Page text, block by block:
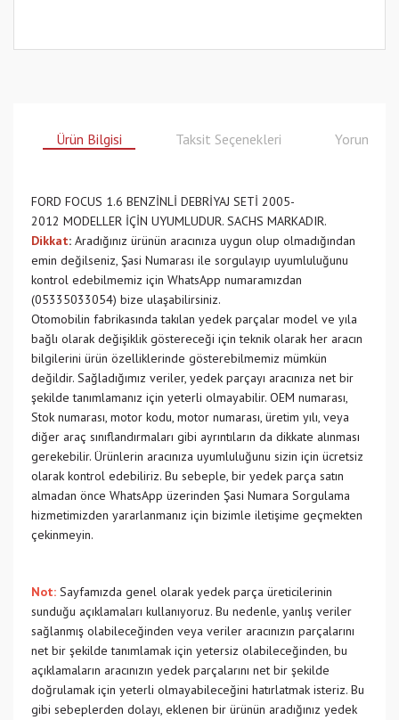
Ürün Bilgisi Taksit Seçenekleri Yorumlar
FORD FOCUS 1.6 BENZİNLİ DEBRİYAJ SETİ 2005-
2012 MODELLER İÇİN UYUMLUDUR. SACHS MARKADIR.
Dikkat: Aradığınız ürünün aracınıza uygun olup olmadığından
emin değilseniz, Şasi Numarası ile sorgulayıp uyumluluğunu
kontrol edebilmemiz için WhatsApp numaramızdan
(05335033054) bize ulaşabilirsiniz.
Otomobilin fabrikasında takılan yedek parçalar model ve yıla
bağlı olarak değişiklik göstereceği için teknik olarak her aracın
bilgilerini ürün özelliklerinde gösterebilmemiz mümkün
değildir. Sağladığımız veriler, yedek parçayı aracınıza net bir
şekilde tanımlamanız için yeterli olmayabilir. OEM numarası,
Stok numarası, motor kodu, motor numarası, üretim yılı, veya
diğer araç sınıflandırmaları gibi ayrıntıların da dikkate alınması
gerekebilir. Ürünlerin aracınıza uyumluluğunu sizin için ücretsiz
olarak kontrol edebiliriz. Bu sebeple, bir yedek parça satın
almadan önce WhatsApp üzerinden Şasi Numara Sorgulama
hizmetimizden yararlanmanız için bizimle iletişime geçmekten
çekinmeyin.
Not: Sayfamızda genel olarak yedek parça üreticilerinin
sunduğu açıklamaları kullanıyoruz. Bu nedenle, yanlış veriler
sağlanmış olabileceğinden veya veriler aracınızın parçalarını
net bir şekilde tanımlamak için yetersiz olabileceğinden, bu
açıklamaların aracınızın yedek parçalarını net bir şekilde
doğrulamak için yeterli olmayabileceğini hatırlatmak isteriz. Bu
gibi sebeplerden dolayı, eklenen bir ürünün aradığınız yedek